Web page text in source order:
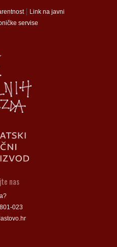
| Link na javni
servise
nas
023